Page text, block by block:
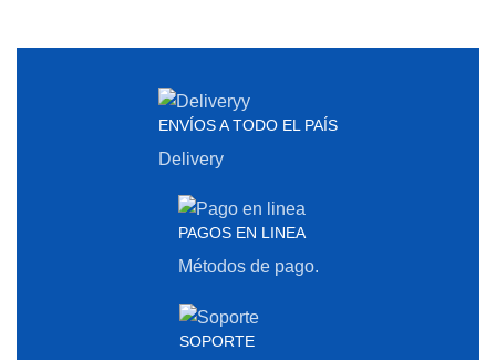
ENVÍOS A TODO EL PAÍS
Delivery
PAGOS EN LINEA
Métodos de pago.
SOPORTE